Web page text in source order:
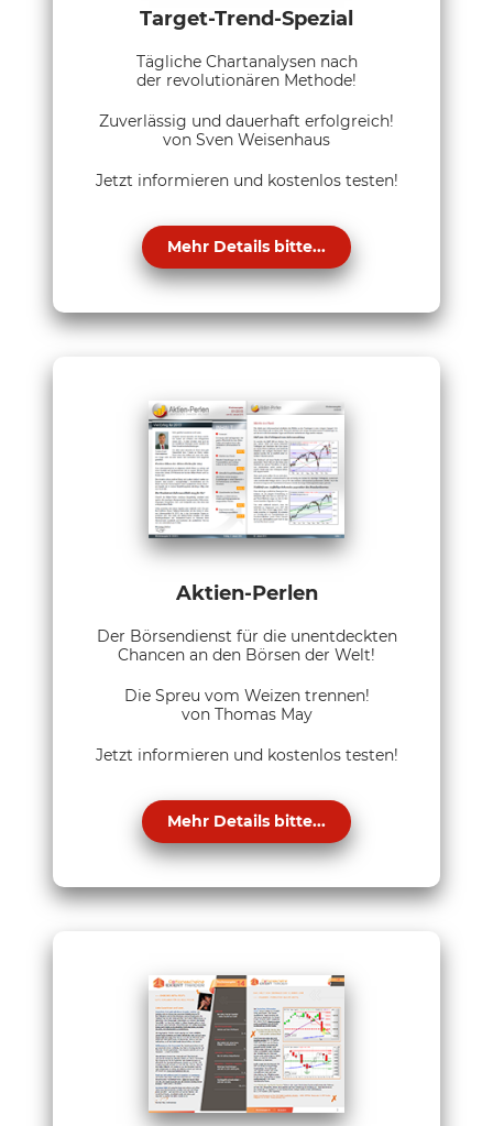
Target-Trend-Spezial
Tägliche Chartanalysen nach
der revolutionären Methode!
Zuverlässig und dauerhaft erfolgreich!
von Sven Weisenhaus
Jetzt informieren und kostenlos testen!
Mehr Details bitte...
Aktien-Perlen
Der Börsendienst für die unentdeckten
Chancen an den Börsen der Welt!
Die Spreu vom Weizen trennen!
von Thomas May
Jetzt informieren und kostenlos testen!
Mehr Details bitte...